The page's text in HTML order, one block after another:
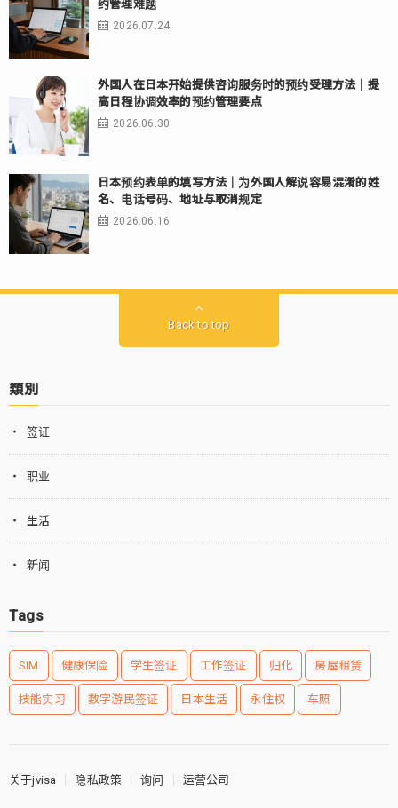
约管理难题
2026.07.24
外国人在日本开始提供咨询服务时的预约受理方法｜提
高日程协调效率的预约管理要点
2026.06.30
日本预约表单的填写方法｜为外国人解说容易混淆的姓
名、电话号码、地址与取消规定
2026.06.16
Back to top
類別
签证
职业
生活
新闻
Tags
SIM 健康保险 学生签证 工作签证 归化 房屋租赁
技能实习 数字游民签证 日本生活 永住权 车照
关于jvisa 隐私政策 询问 运营公司